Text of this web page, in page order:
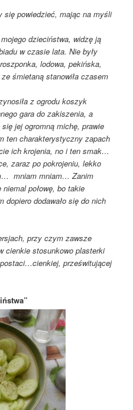
się powiedzieć, mając na myśli
dzieciństwa, widzę ją
w czasie lata. Nie były
lodowa, pekińska,
śmietaną stanowiła czasem
z ogrodu koszyk
gara do zakiszenia, a
jej ogromną michę, prawie
ten charakterystyczny zapach
ich krojenia, no i ten smak…
zaraz po pokrojeniu, lekko
mniam mniam… Zanim
niemal połowę, bo takie
dopiero dodawało się do nich
przy czym zawsze
cienkie stosunkowo plasterki
prześwitującej